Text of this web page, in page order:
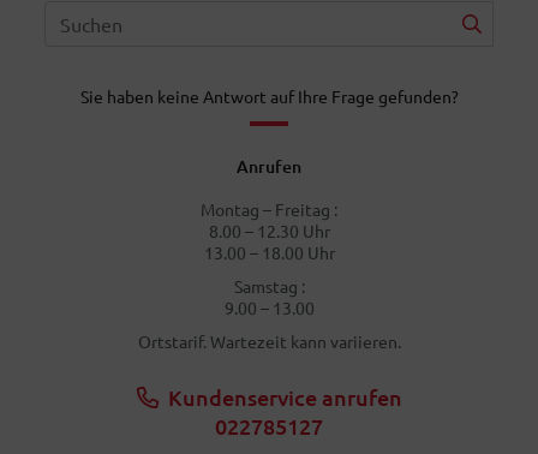
Sie haben keine Antwort auf Ihre Frage gefunden?
Anrufen
Montag – Freitag :
8.00 – 12.30 Uhr
13.00 – 18.00 Uhr
Samstag :
9.00 – 13.00
Ortstarif. Wartezeit kann variieren.
Kundenservice anrufen
022785127